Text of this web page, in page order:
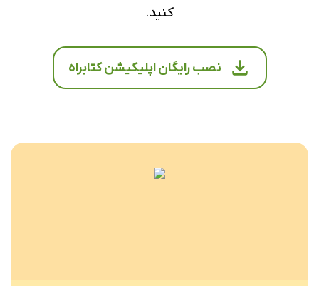
کنید.
نصب رایگان اپلیکیشن کتابراه